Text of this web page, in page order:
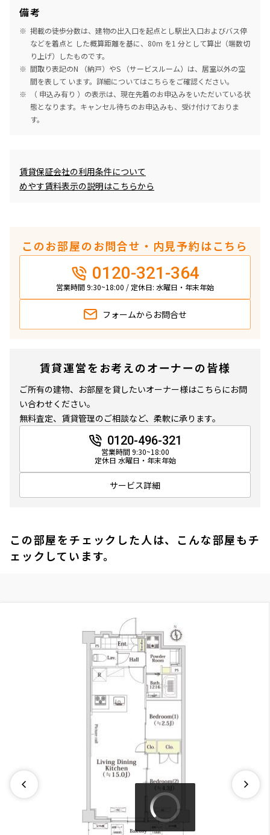
備考
掲載の徒歩分数は、建物の出入口を起点とし駅出入口およびバス停
などを着点と した概算距離を基に、80m を1 分として算出（端数切
り上げ）したものです。
間取り表記のN （納戸）やS （サービスルーム）は、居室以外の空
間を表して います。詳細についてはこちらをご確認ください。
（ 申込み有り ）の表示は、現在先着のお申込みをいただいている状
態となります。キャンセル待ちのお申込みも、受け付けておりま
す。
賃貸保証会社の利用条件について
めやす賃料表示の説明はこちらから
このお部屋のお問合せ・内見予約はこちら
0120-321-364
営業時間 9:30~18:00 / 定休日: 水曜日・年末年始
フォームから お問合せ
賃貸運営をお考えのオーナーの皆様
ご所有の建物、お部屋を貸したいオーナー様はこちらにお問
い合わせください。
無料査定、賃貸管理のご相談など、柔軟に承ります。
0120-496-321
営業時間 9:30~18:00
定休日 水曜日・年末年始
サービス詳細
この部屋をチェックした人は、こんな部屋もチ
ェックしています。